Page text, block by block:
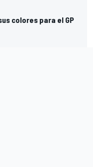
colores para el GP